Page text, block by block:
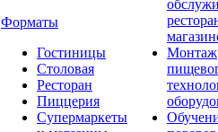
Форматы
Гостиницы
Столовая
Ресторан
Пиццерия
Супермаркеты
Монтаж